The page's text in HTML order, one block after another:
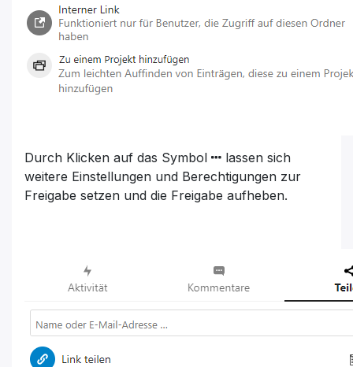
Durch Klicken auf das Symbol
lassen sich
weitere Einstellungen und Berechtigungen zur
Freigabe setzen und die Freigabe aufheben.